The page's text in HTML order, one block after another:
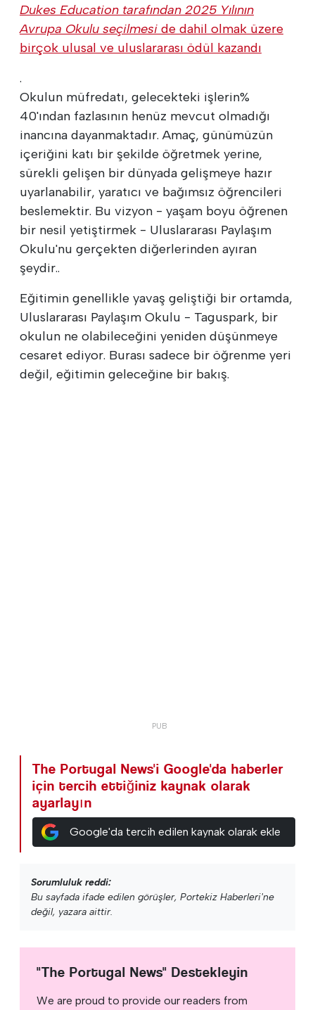
Dukes Education tarafından 2025 Yılının
Avrupa Okulu seçilmesi de dahil olmak üzere
birçok ulusal ve uluslararası ödül kazandı
.
Okulun müfredatı, gelecekteki işlerin%
40'ından fazlasının henüz mevcut olmadığı
inancına dayanmaktadır. Amaç, günümüzün
içeriğini katı bir şekilde öğretmek yerine,
sürekli gelişen bir dünyada gelişmeye hazır
uyarlanabilir, yaratıcı ve bağımsız öğrencileri
beslemektir. Bu vizyon - yaşam boyu öğrenen
bir nesil yetiştirmek - Uluslararası Paylaşım
Okulu'nu gerçekten diğerlerinden ayıran
şeydir..
Eğitimin genellikle yavaş geliştiği bir ortamda,
Uluslararası Paylaşım Okulu - Taguspark, bir
okulun ne olabileceğini yeniden düşünmeye
cesaret ediyor. Burası sadece bir öğrenme yeri
değil, eğitimin geleceğine bir bakış.
The Portugal News'i Google'da haberler
için tercih ettiğiniz kaynak olarak
ayarlayın
Google'da tercih edilen kaynak olarak ekle
Sorumluluk reddi:
Bu sayfada ifade edilen görüşler, Portekiz Haberleri'ne
değil, yazara aittir.
"The Portugal News" Destekleyin
We are proud to provide our readers from